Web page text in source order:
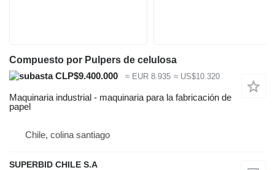
Compuesto por Pulpers de celulosa
CLP$9.400.000
≈ EUR 8.935 ≈ US$10.320
Maquinaria industrial - maquinaria para la fabricación de
papel
Chile, colina santiago
SUPERBID CHILE S.A